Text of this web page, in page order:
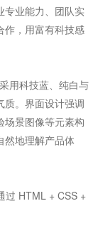
专业能力、团队实
作，用富有科技感
用科技蓝、纯白与
质。界面设计强调
场景图像等元素构
然地理解产品体
HTML + CSS +